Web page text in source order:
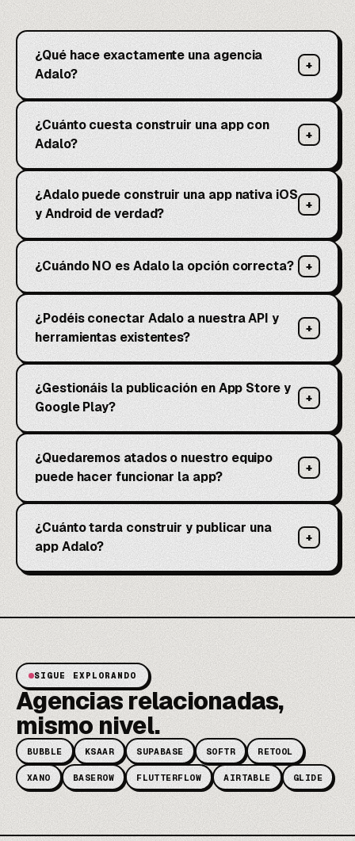
¿Qué hace exactamente una agencia
Adalo?
+
¿Cuánto cuesta construir una app con
Adalo?
+
¿Adalo puede construir una app nativa iOS
y Android de verdad?
+
¿Cuándo NO es Adalo la opción correcta? +
¿Podéis conectar Adalo a nuestra API y
herramientas existentes?
+
¿Gestionáis la publicación en App Store y
Google Play?
+
¿Quedaremos atados o nuestro equipo
puede hacer funcionar la app?
+
¿Cuánto tarda construir y publicar una
app Adalo?
+
SIGUE EXPLORANDO
Agencias relacionadas,
mismo nivel.
BUBBLE KSAAR SUPABASE SOFTR RETOOL
XANO BASEROW FLUTTERFLOW AIRTABLE GLIDE